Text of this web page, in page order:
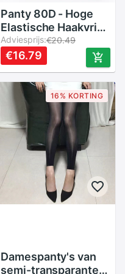
Panty 80D - Hoge
Elastische Haakvrije
Zijde - Lente,
Herfst, Winter
Adviesprijs:€20.49
€16.79
16% KORTING
Damespanty's van
semi-transparante